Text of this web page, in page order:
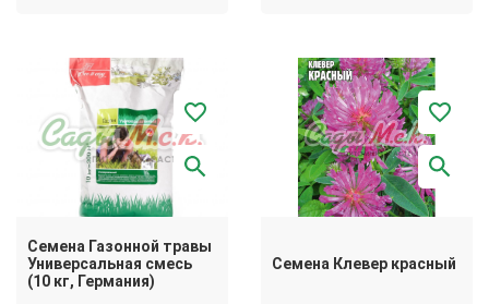
Семена Газонной травы
Универсальная смесь
(10 кг, Германия)
Семена Клевер красный